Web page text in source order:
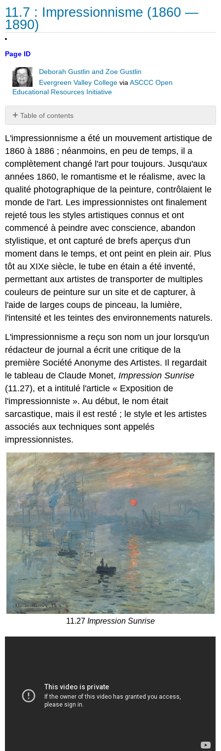
11.7 : Impressionnisme (1860 —
1890)
Page ID
Deborah Gustlin and Zoe Gustlin
Evergreen Valley College viaASCCC Open
Educational Resources Initiative
Table of contents
No
L'impressionnisme a été un mouvement artistique de
1860 à 1886 ; néanmoins, en peu de temps, il a
complètement changé l'art pour toujours. Jusqu'aux
années 1860, le romantisme et le réalisme, avec la
qualité photographique de la peinture, contrôlaient le
monde de l'art. Les impressionnistes ont finalement
rejeté tous les styles artistiques connus et ont
commencé à peindre avec conscience, abandon
stylistique, et ont capturé de brefs aperçus d'un
moment dans le temps, et ont peint en plein air. Plus
tôt au XIXe siècle, le tube en étain a été inventé,
permettant aux artistes de transporter de multiples
couleurs de peinture sur un site et de capturer, à
l'aide de larges coups de pinceau, la lumière,
l'intensité et les teintes des environnements naturels.
L'impressionnisme a reçu son nom un jour lorsqu'un
rédacteur de journal a écrit une critique de la
première Société Anonyme des Artistes. Il regardait
le tableau de Claude Monet, Impression Sunrise
(11.27), et a intitulé l'article « Exposition de
l'impressionniste ». Au début, le nom était
sarcastique, mais il est resté ; le style et les artistes
associés aux techniques sont appelés
impressionnistes.
11.27 Impression Sunrise